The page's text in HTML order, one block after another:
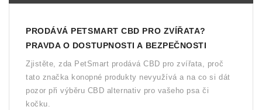
PRODÁVÁ PETSMART CBD PRO ZVÍŘATA?
PRAVDA O DOSTUPNOSTI A BEZPEČNOSTI
Zjistěte, zda PetSmart prodává CBD pro zvířata, proč
tato značka konopné produkty nevyužívá a na co si dát
pozor při výběru CBD alternativ pro vašeho psa či
kočku.